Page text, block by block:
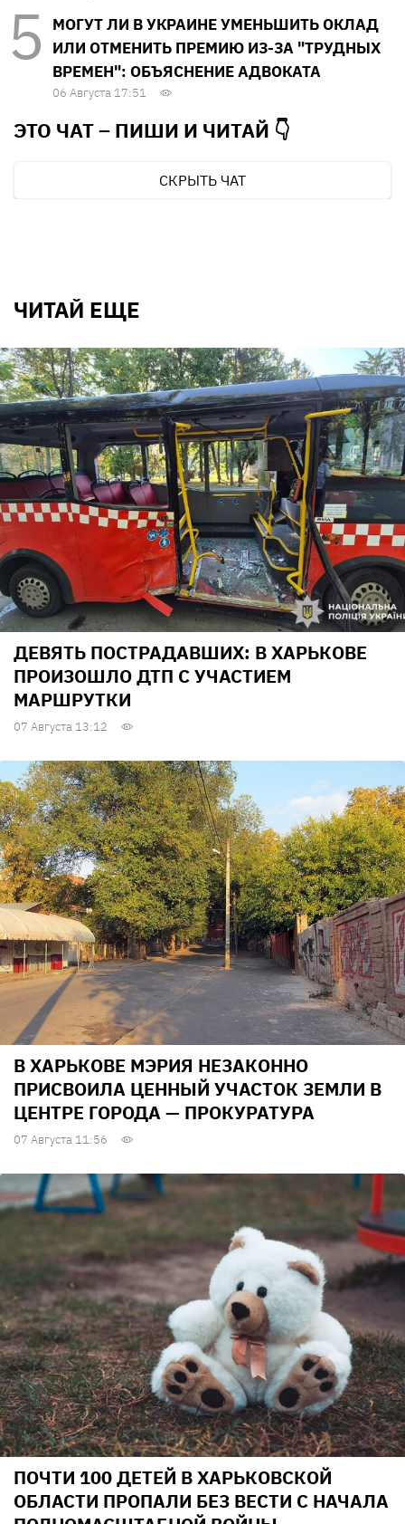
МОГУТ ЛИ В УКРАИНЕ УМЕНЬШИТЬ ОКЛАД
ИЛИ ОТМЕНИТЬ ПРЕМИЮ ИЗ-ЗА "ТРУДНЫХ
ВРЕМЕН": ОБЪЯСНЕНИЕ АДВОКАТА
06 Августа 17:51
ЭТО ЧАТ – ПИШИ И ЧИТАЙ 👇
СКРЫТЬ ЧАТ
ЧИТАЙ ЕЩЕ
ДЕВЯТЬ ПОСТРАДАВШИХ: В ХАРЬКОВЕ
ПРОИЗОШЛО ДТП С УЧАСТИЕМ
МАРШРУТКИ
07 Августа 13:12
В ХАРЬКОВЕ МЭРИЯ НЕЗАКОННО
ПРИСВОИЛА ЦЕННЫЙ УЧАСТОК ЗЕМЛИ В
ЦЕНТРЕ ГОРОДА — ПРОКУРАТУРА
07 Августа 11:56
ПОЧТИ 100 ДЕТЕЙ В ХАРЬКОВСКОЙ
ОБЛАСТИ ПРОПАЛИ БЕЗ ВЕСТИ С НАЧАЛА